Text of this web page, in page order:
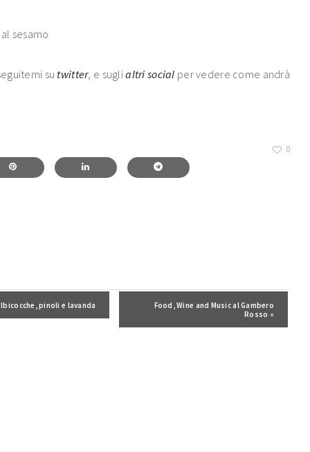
sesamo
su twitter, e suglialtri social per vedere come andrà
0
pinoli e lavanda Post successivo:
Food, Wine and Music al Gambero
Rosso »